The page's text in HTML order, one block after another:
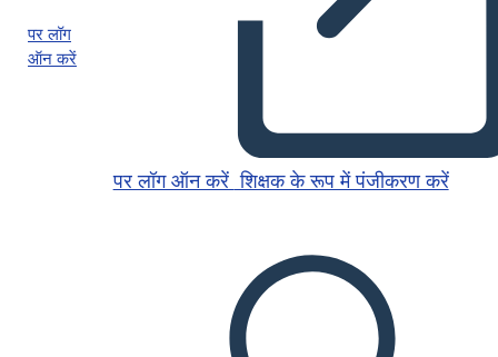
पर लॉग
ऑन करें
पर लॉग ऑन करें शिक्षक के रूप में पंजीकरण करें